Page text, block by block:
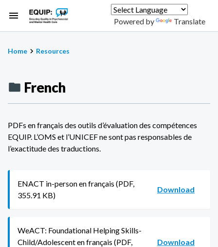
content
Powered by Translate
Breadcrumb
Home Resources
French
PDFs en français des outils d’évaluation des compétences
EQUIP. L’OMS et l’UNICEF ne sont pas responsables de
l’exactitude des traductions.
ENACT in-person en français (PDF,
355.91 KB)
Download
WeACT: Foundational Helping Skills-
Child/Adolescent en français (PDF,
Download